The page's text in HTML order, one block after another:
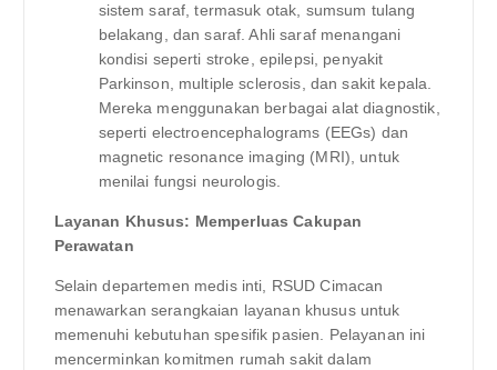
sistem saraf, termasuk otak, sumsum tulang
belakang, dan saraf. Ahli saraf menangani
kondisi seperti stroke, epilepsi, penyakit
Parkinson, multiple sclerosis, dan sakit kepala.
Mereka menggunakan berbagai alat diagnostik,
seperti electroencephalograms (EEGs) dan
magnetic resonance imaging (MRI), untuk
menilai fungsi neurologis.
Layanan Khusus: Memperluas Cakupan
Perawatan
Selain departemen medis inti, RSUD Cimacan
menawarkan serangkaian layanan khusus untuk
memenuhi kebutuhan spesifik pasien. Pelayanan ini
mencerminkan komitmen rumah sakit dalam